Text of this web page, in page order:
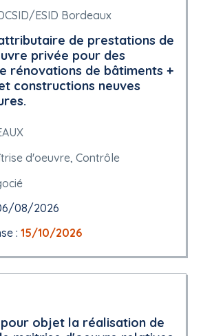
ESID Bordeaux
de prestations de
privée pour des
rénovations de bâtiments +
constructions neuves
d'oeuvre, Contrôle
08/2026
: 15/10/2026
objet la réalisation de